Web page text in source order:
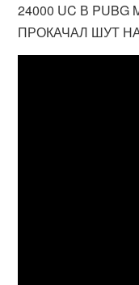
24000 UC В
ПРОКАЧАЛ ШУТ